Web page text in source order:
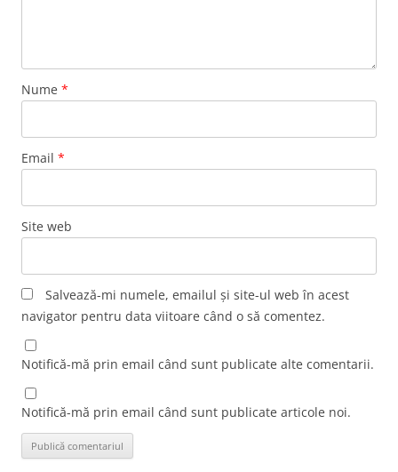
Nume *
Email *
Site web
Salvează-mi numele, emailul și site-ul web în acest
navigator pentru data viitoare când o să comentez.
Notifică-mă prin email când sunt publicate alte comentarii.
Notifică-mă prin email când sunt publicate articole noi.